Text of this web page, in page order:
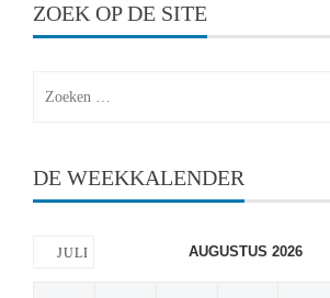
ZOEK OP DE SITE
DE WEEKKALENDER
JULI AUGUSTUS 2026